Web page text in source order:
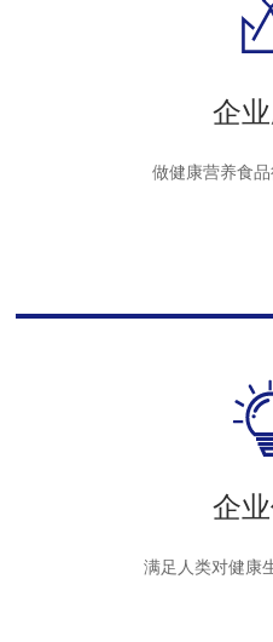
企
做健康营养食品
企
满足人类对健康